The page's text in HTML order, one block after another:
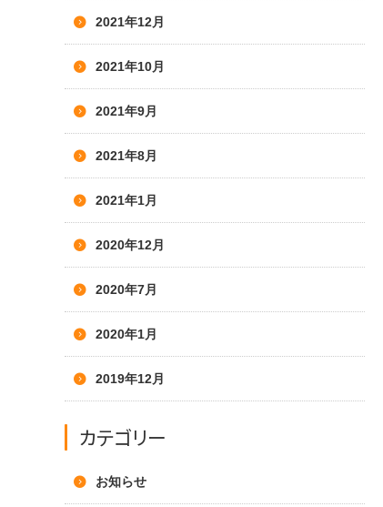
2021年12月
2021年10月
2021年9月
2021年8月
2021年1月
2020年12月
2020年7月
2020年1月
2019年12月
カテゴリー
お知らせ